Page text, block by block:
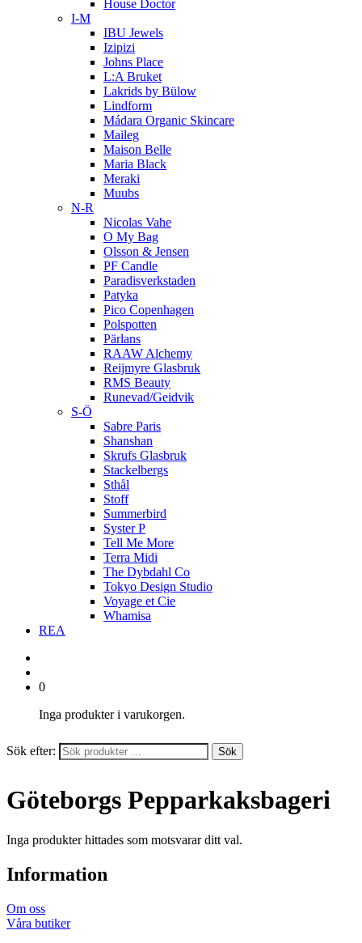
House Doctor
I-M
IBU Jewels
Izipizi
Johns Place
L:A Bruket
Lakrids by Bülow
Lindform
Mádara Organic Skincare
Maileg
Maison Belle
Maria Black
Meraki
Muubs
N-R
Nicolas Vahe
O My Bag
Olsson & Jensen
PF Candle
Paradisverkstaden
Patyka
Pico Copenhagen
Polspotten
Pärlans
RAAW Alchemy
Reijmyre Glasbruk
RMS Beauty
Runevad/Geidvik
S-Ö
Sabre Paris
Shanshan
Skrufs Glasbruk
Stackelbergs
Sthål
Stoff
Summerbird
Syster P
Tell Me More
Terra Midi
The Dybdahl Co
Tokyo Design Studio
Voyage et Cie
Whamisa
REA
0
Inga produkter i varukorgen.
Sök efter: Sök
Göteborgs Pepparkaksbageri
Inga produkter hittades som motsvarar ditt val.
Information
Om oss
Våra butiker